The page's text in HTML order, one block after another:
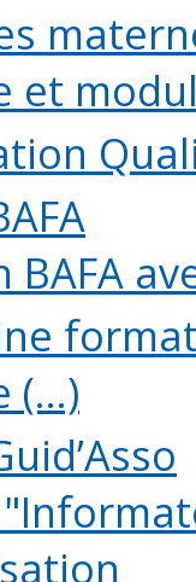
et
BAFA
(...)